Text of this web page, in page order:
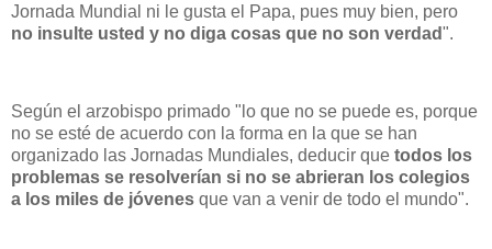
Jornada Mundial ni le gusta el Papa, pues muy bien, pero
no insulte usted y no diga cosas que no son verdad".
Según el arzobispo primado "lo que no se puede es, porque
no se esté de acuerdo con la forma en la que se han
organizado las Jornadas Mundiales, deducir que todos los
problemas se resolverían si no se abrieran los colegios
a los miles de jóvenes que van a venir de todo el mundo".